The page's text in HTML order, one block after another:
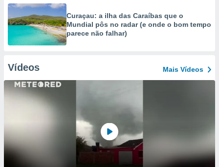
Curaçau: a ilha das Caraíbas que o
Mundial pôs no radar (e onde o bom tempo
parece não falhar)
Vídeos Mais Vídeos